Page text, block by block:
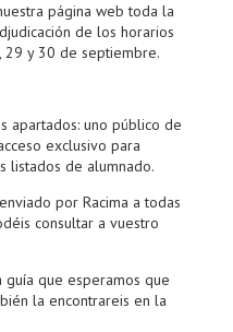
página web toda la
de los horarios
29 y 30 de septiembre.
apartados: uno público de
exclusivo para
listados de alumnado.
por Racima a todas
consultar a vuestro
que esperamos que
la encontrareis en la